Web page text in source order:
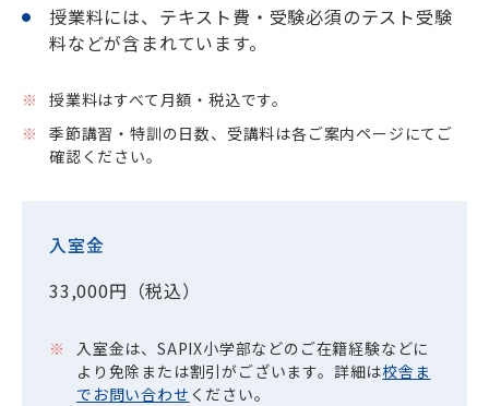
合格・進学実績
説明会・講習・模試
授業料には、テキスト費・受験必須のテスト受験
料などが含まれています。
授業料はすべて月額・税込です。
季節講習・特訓の日数、受講料は各ご案内ページにてご
確認ください。
入室金
33,000円（税込）
入室金は、SAPIX小学部などのご在籍経験などに
より免除または割引がございます。詳細は校舎ま
でお問い合わせ ください。